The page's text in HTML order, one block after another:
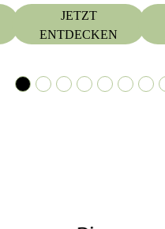
JETZT
ENTDECKEN